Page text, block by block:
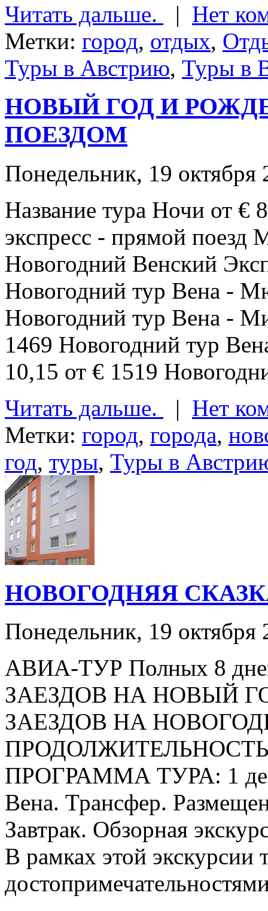
Читать дальше.
| Нет
Метки: город, отдых,
Туры в Австрию, Туры в
НОВЫЙ ГОД И
ПОЕЗДОМ
Понедельник, 19 октября
Название тура Ночи от €
экспресс - прямой поезд
Новогодний Венский
Новогодний тур Вена -
Новогодний тур Вена -
1469 Новогодний тур
10,15 от € 1519
Читать дальше.
| Нет
Метки: город, города,
год, туры, Туры в
НОВОГОДНЯЯ
Понедельник, 19 октября
АВИА-ТУР Полных 8
ЗАЕЗДОВ НА НОВЫЙ
ЗАЕЗДОВ НА
ПРОДОЛЖИТЕЛЬНОСТЬ:
ПРОГРАММА ТУРА: 1
Вена. Трансфер.
Завтрак. Обзорная
В рамках этой экскурсии